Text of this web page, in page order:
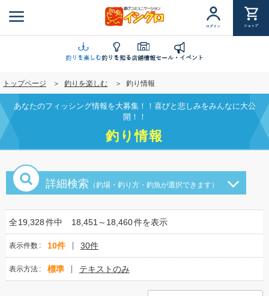
ン
に
移
動
ログイン ショップ
釣りを楽しむ釣りを知る店舗情報セール・イベント
トップページ 釣りを楽しむ 釣り情報
あなたのフィッシング情報を大募集！！喜びと悲しみをみんなに大公
開！！
釣り情報
詳細検索 （釣場・釣り方・釣魚が選択できます）
全19,328件中 18,451～18,460件を表示
表示件数 10件 30件
表示方法 標準 テキストのみ